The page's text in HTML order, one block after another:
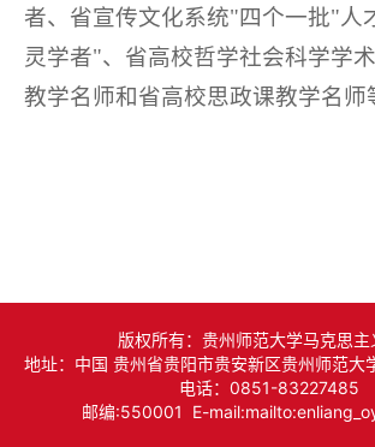
科研著作
科研奖励
博士后培养
进修访学
就业指导
青马榜样
研修平台
经典著作
经典资源
院友之家
组织机构
者、省宣传文化系统"四个一批"人
灵学者"、省高校哲学社会科学学
教学名师和省高校思政课教学名师
版权所有：贵州师范大学马克思主
地址：中国 贵州省贵阳市贵安新区贵州师范大
电话：0851-83227485
邮编:550001 E-